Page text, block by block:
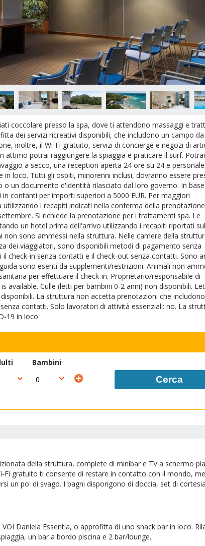
coccolare presso la spa, dove ti attendono massaggi e
dei servizi ricreativi disponibili, che includono un campo
inoltre, il Wi-Fi gratuito, servizi di concierge e negozi di
attimo potrai raggiungere la spiaggia e praticare il surf. Potrai
a secco, una reception aperta 24 ore su 24 e personale
loco. Tutti gli ospiti, minorenni inclusi, dovranno essere
un documento d'identità rilasciato dal loro governo. In
contanti per importi superiori a 5000 EUR. Per maggiori
i recapiti indicati nella conferma della
Si richiede la prenotazione per i trattamenti spa. Le
un hotel prima dell'arrivo utilizzando i recapiti riportati
sono ammessi nella struttura. Nelle camere della
dei viaggiatori, sono disponibili metodi di pagamento senza
check-in senza contatti e il check-out senza contatti. Sono
sono esenti da supplementi/restrizioni. Animali non
per effettuare il check-in. Proprietario/responsabile di
available. Culle (letti per bambini 0-2 anni) non disponibili.
La struttura non accetta prenotazioni che includono
contatti. Solo lavoratori di attività essenziali: no. La
19 in loco.
Bambini
Cerca
della struttura, complete di minibar e TV a schermo
gratuito ti consente di restare in contatto con il mondo,
un po' di svago. I bagni dispongono di doccia, set di cortesia
VOI Daniela Essentia, o approfitta di uno snack bar in loco.
un bar a bordo piscina e 2 bar/lounge.